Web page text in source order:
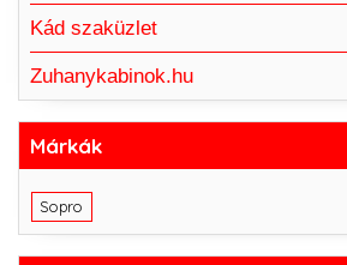
Kád szaküzlet
Zuhanykabinok.hu
Márkák
Sopro